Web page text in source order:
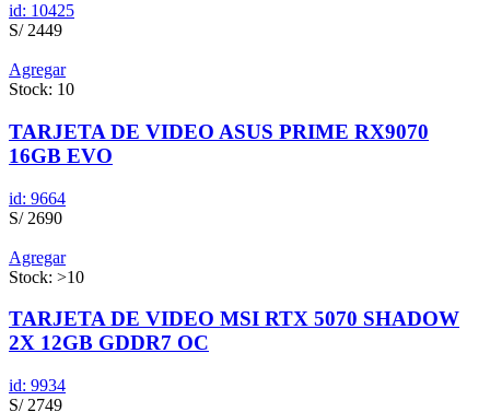
id: 10425
S/ 2449
Agregar
Stock: 10
TARJETA DE VIDEO ASUS PRIME RX9070
16GB EVO
id: 9664
S/ 2690
Agregar
Stock: >10
TARJETA DE VIDEO MSI RTX 5070 SHADOW
2X 12GB GDDR7 OC
id: 9934
S/ 2749